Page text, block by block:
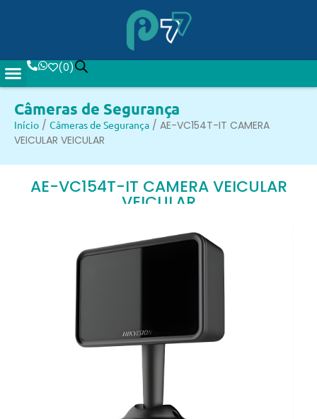
(0)
Câmeras de Segurança
Início / Câmeras de Segurança / AE-VC154T-IT CAMERA
VEICULAR VEICULAR
AE-VC154T-IT CAMERA VEICULAR
VEICULAR